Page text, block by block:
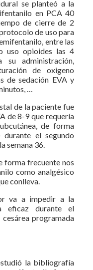
se planteó a la
en PCA 40
de cierre de 2
de uso para
entre las
uso opioides las 4
su administración,
de oxigeno
de sedación EVA y
…
de la paciente fue
de 8-9 que requería
de forma
el segundo
semana 36.
forma frecuente nos
como analgésico
conlleva.
va a impedir a la
eficaz durante el
programada
la bibliografía